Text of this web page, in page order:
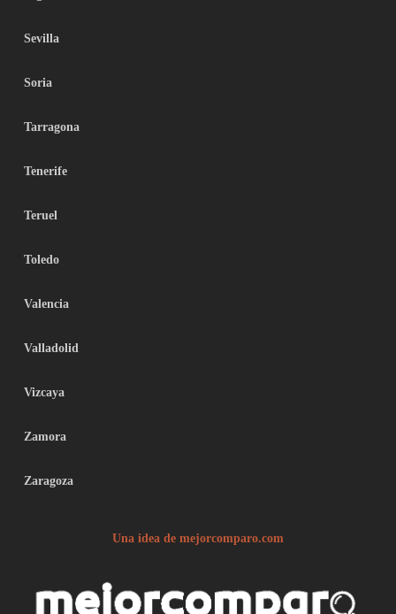
Sevilla
Soria
Tarragona
Tenerife
Teruel
Toledo
Valencia
Valladolid
Vizcaya
Zamora
Zaragoza
Una idea de mejorcomparo.com